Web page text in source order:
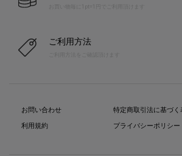
お買い物毎に1pt=1円でご利用頂けます
ご利用方法
お問い合わせ
利用規約
特定商取引法に基づく
プライバシーポリシー